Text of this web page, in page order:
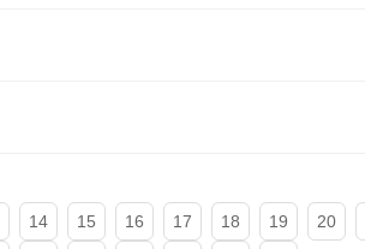
14 15 16 17 18 19 20